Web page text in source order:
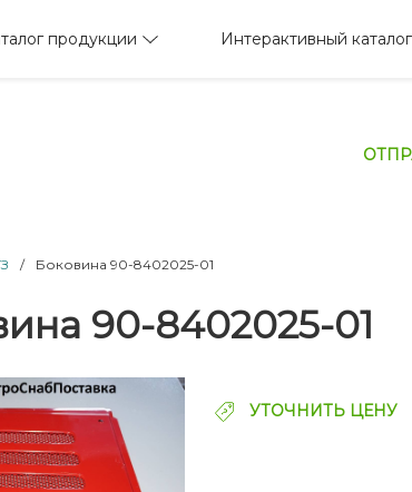
продукции Интерактивный каталог
/ Боковина 90-8402025-01
90-8402025-01
УТОЧНИТЬ ЦЕНУ